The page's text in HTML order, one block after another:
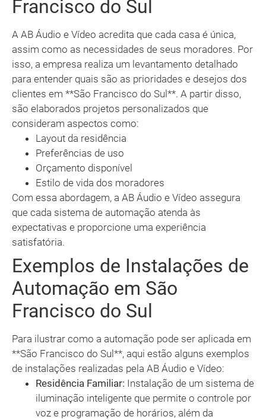
Francisco do Sul
A AB Áudio e Vídeo acredita que cada casa é única,
assim como as necessidades de seus moradores. Por
isso, a empresa realiza um levantamento detalhado
para entender quais são as prioridades e desejos dos
clientes em **São Francisco do Sul**. A partir disso,
são elaborados projetos personalizados que
consideram aspectos como:
Layout da residência
Preferências de uso
Orçamento disponível
Estilo de vida dos moradores
Com essa abordagem, a AB Áudio e Vídeo assegura
que cada sistema de automação atenda às
expectativas e proporcione uma experiência
satisfatória.
Exemplos de Instalações de
Automação em São
Francisco do Sul
Para ilustrar como a automação pode ser aplicada em
**São Francisco do Sul**, aqui estão alguns exemplos
de instalações realizadas pela AB Áudio e Vídeo:
Residência Familiar: Instalação de um sistema de
iluminação inteligente que permite o controle por
voz e programação de horários, além da